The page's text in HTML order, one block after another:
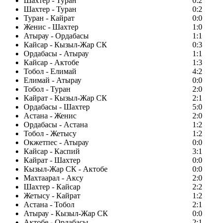
Шахтер - Туран
0:2
Туран - Кайрат
0:0
Женис - Шахтер
1:0
Атырау - Ордабасы
1:1
Кайсар - Кызыл-Жар СК
0:3
Ордабасы - Атырау
1:1
Кайсар - Актобе
1:3
Тобол - Елимай
4:2
Елимай - Атырау
0:0
Тобол - Туран
2:0
Кайрат - Кызыл-Жар СК
2:1
Ордабасы - Шахтер
5:0
Астана - Женис
2:0
Ордабасы - Астана
1:2
Тобол - Жетысу
1:2
Окжетпес - Атырау
0:0
Кайсар - Каспий
3:1
Кайрат - Шахтер
0:0
Кызыл-Жар СК - Актобе
0:0
Махтаарал - Аксу
2:0
Шахтер - Кайсар
2:2
Жетысу - Кайрат
1:2
Астана - Тобол
2:1
Атырау - Кызыл-Жар СК
0:0